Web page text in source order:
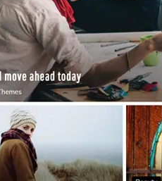
Theme homepage